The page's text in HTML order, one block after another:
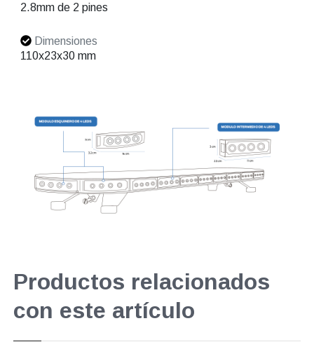
2.8mm de 2 pines
Dimensiones
110x23x30 mm
Productos relacionados
con este artículo